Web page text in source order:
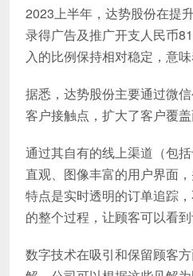
2023上半年，达势股份在提
录得广告及推广开支人民币
入的比例保持相对稳定，意
据悉，达势股份主要通过微
客户接触点，扩大了客户覆
通过其自有的线上渠道（包
直观、图像丰富的用户界面
特点是实时透明的订单追踪
的整个过程，让顾客可以看
数字技术在吸引和保留顾客